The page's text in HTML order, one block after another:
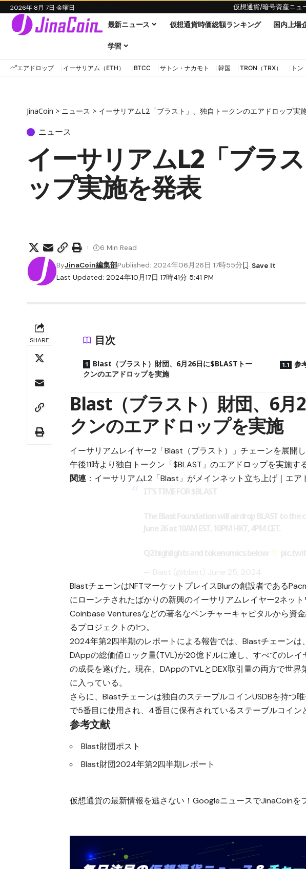
2026年 8月 7日 金曜日 仮想通貨/暗号資産ニュ
最新ニュース 仮想通貨時価総額ランキング 国内上場
学習
エアドロップ イーサリアム（ETH） BTCC サトシ・ナカモト 韓国 TRON（TRX） トン
JinaCoin > ニュース > イーサリアムL2「ブラスト」、独自トークンのエアドロップ実
ニュース
イーサリアムL2「ブラ
ップ実施を発表
Last Updated: 2024年10月17日 17時41分 5:41 PM
ByJinaCoin編集部Published: 2024年06月26日 17時55分
6 Min Read
SHARE 目次
Blast（ブラスト）財団、6月26日に$BLASTトー
クンのエアドロップを実施
参
Blast（ブラスト）財団、6月
クンのエアドロップを実施
イーサリアムレイヤー2「Blast（ブラスト）」チェーンを展開
午後11時より独自トークン「$BLAST」のエアドロップを実施す
関連 ： イーサリアムL2「Blast」がメインネット立ち上げ｜エア
BlastチェーンはNFTマーケットプレイスBlurの創設者である
にローンチされたばかりの新興のイーサリアムレイヤー2ネット
Coinbase Venturesなどの著名なベンチャーキャピタルから資
るプロジェクトの1つ。
2024年第2四半期のレポートによる報告では、Blastチェーンは
DAppの総価値ロック量(TVL)が20億ドルに達し、すべてのレイ
の成長を遂げた。現在、DAppのTVLとDEX取引量の両方で世
に入っている。
さらに、Blastチェーンは独自のステーブルコインUSDBを持つ
で5番目に使用され、4番目に保有されているステーブルコイン
参考文献
Blast財団ポスト
Blast財団2024年第2四半期レポート
仮想通貨の最新情報を逃さない！GoogleニュースでJinaCoinを